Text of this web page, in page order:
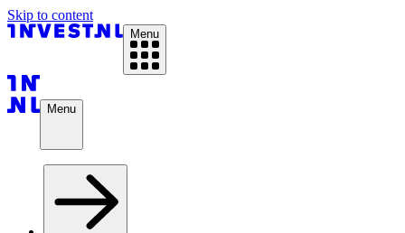
Skip to content
Menu
Menu